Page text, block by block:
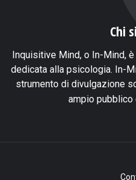
Chi
Inquisitive Mind, o In-Mind,
dedicata alla psicologia. In-
strumento di divulgazione
ampio pubblico